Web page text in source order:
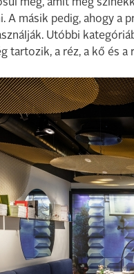
meg, amit még
A másik pedig, ahogy a
Utóbbi
tartozik, a réz, a kő és a